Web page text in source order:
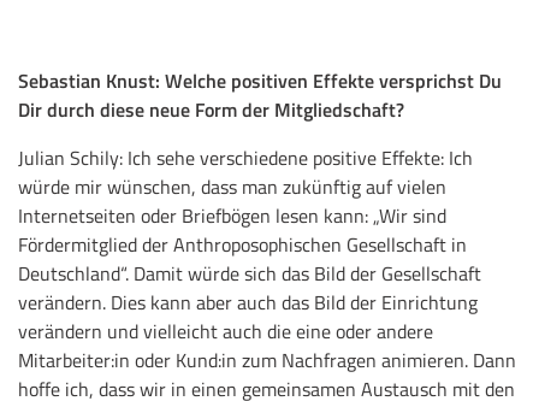
Sebastian Knust: Welche positiven Effekte versprichst Du
Dir durch diese neue Form der Mitgliedschaft?
Julian Schily: Ich sehe verschiedene positive Effekte: Ich
würde mir wünschen, dass man zukünftig auf vielen
Internetseiten oder Briefbögen lesen kann: „Wir sind
Fördermitglied der Anthroposophischen Gesellschaft in
Deutschland“. Damit würde sich das Bild der Gesellschaft
verändern. Dies kann aber auch das Bild der Einrichtung
verändern und vielleicht auch die eine oder andere
Mitarbeiter:in oder Kund:in zum Nachfragen animieren. Dann
hoffe ich, dass wir in einen gemeinsamen Austausch mit den